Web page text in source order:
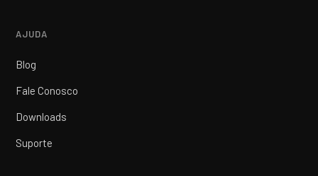
AJUDA
Blog
Fale Conosco
Downloads
Suporte